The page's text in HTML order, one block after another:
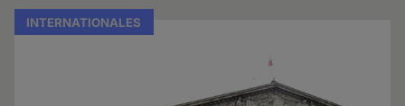
INTERNATIONALES